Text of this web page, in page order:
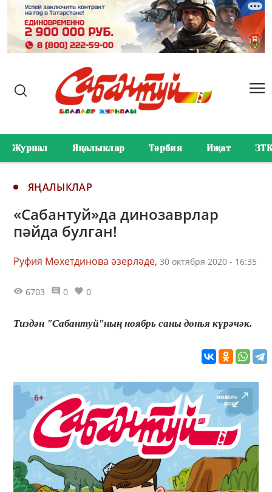
Журнал Яңалыклар Тәрбия Иҗат ЗТК
ЯҢАЛЫКЛАР
«Сабантуй»да динозаврлар
пәйда булган!
Руфия Мөхетдинова әзерләде, 30 октября 2020 - 16:35
6703 0 0
Тиздән "Сабантуй"ның ноябрь саны дөнья күрәчәк.